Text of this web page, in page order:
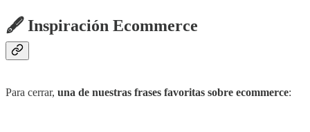
🖋 Inspiración Ecommerce
Para cerrar, una de nuestras frases favoritas sobre ecommerce: